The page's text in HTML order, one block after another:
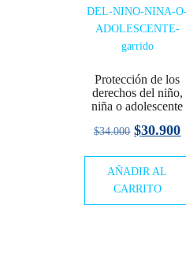
Protección de los
derechos del niño,
niña o adolescente
$34.000 El
original
era:
$30.900El
AÑADIR AL
CARRITO